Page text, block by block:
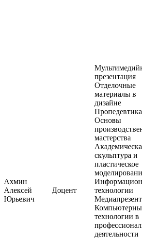
Ахмин
Алексей
Юрьевич
Доцент
презентация
Отделочные
материалы в
дизайне
Пропедевтика
Основы
мастерства
скульптура и
пластическое
технологии
технологии в